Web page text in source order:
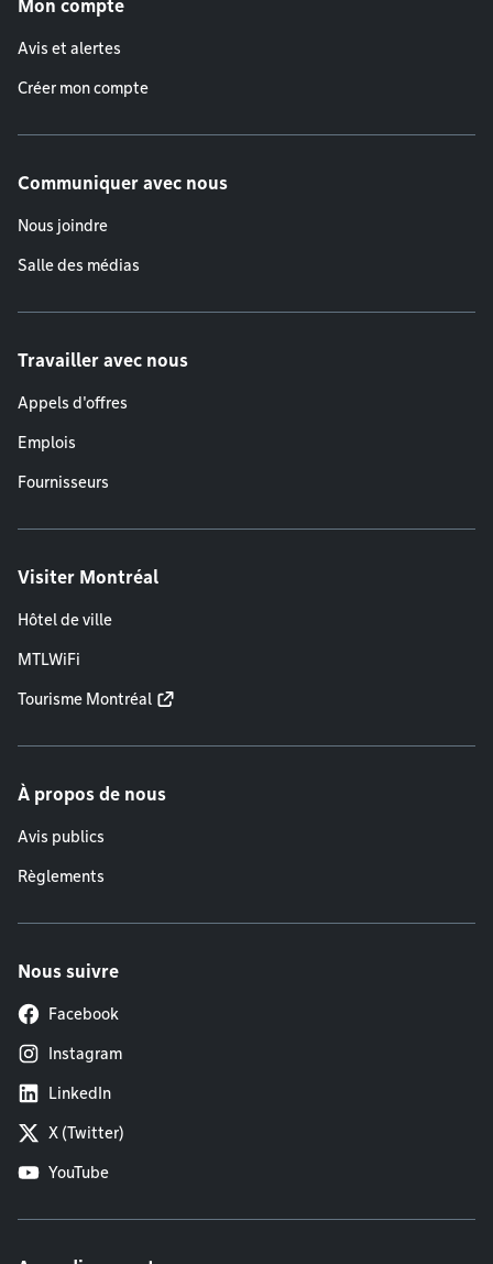
Mon compte
Avis et alertes
Créer mon compte
Communiquer avec nous
Nous joindre
Salle des médias
Travailler avec nous
Appels d'offres
Emplois
Fournisseurs
Visiter Montréal
Hôtel de ville
MTLWiFi
Tourisme Montréal
À propos de nous
Avis publics
Règlements
Nous suivre
Facebook
Instagram
LinkedIn
X (Twitter)
YouTube